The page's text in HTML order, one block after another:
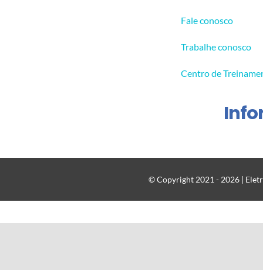
Fale conosco
Trabalhe conosco
Centro de
© Copyright 2021 - 2026 |